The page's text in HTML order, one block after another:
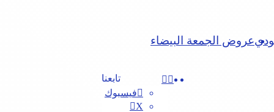
عروض الجمعة البيضاء
تابعنا
فيسبوك
‫X
بحث